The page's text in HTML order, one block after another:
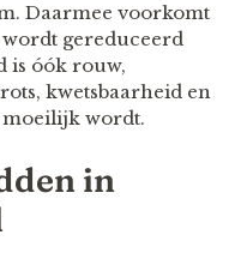
Daarmee voorkomt
gereduceerd
is óók rouw,
kwetsbaarheid en
moeilijk wordt.
in